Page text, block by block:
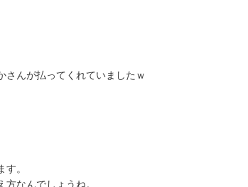
さんが払ってくれていましたｗ
。
なんでしょうね。